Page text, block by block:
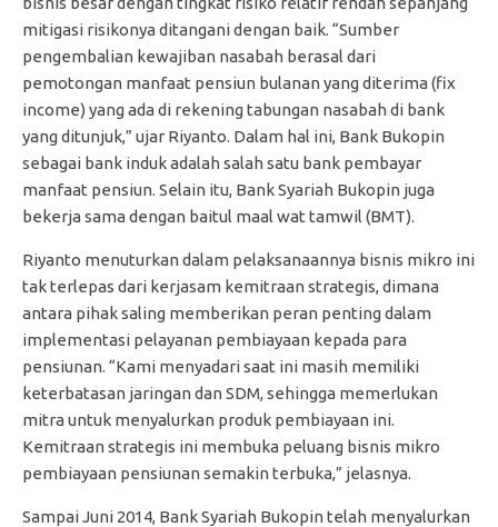
mitigasi risikonya ditangani dengan baik. “Sumber
pengembalian kewajiban nasabah berasal dari
pemotongan manfaat pensiun bulanan yang diterima (fix
income) yang ada di rekening tabungan nasabah di bank
yang ditunjuk,” ujar Riyanto. Dalam hal ini, Bank Bukopin
sebagai bank induk adalah salah satu bank pembayar
manfaat pensiun. Selain itu, Bank Syariah Bukopin juga
bekerja sama dengan baitul maal wat tamwil (BMT).
Riyanto menuturkan dalam pelaksanaannya bisnis mikro ini
tak terlepas dari kerjasam kemitraan strategis, dimana
antara pihak saling memberikan peran penting dalam
implementasi pelayanan pembiayaan kepada para
pensiunan. “Kami menyadari saat ini masih memiliki
keterbatasan jaringan dan SDM, sehingga memerlukan
mitra untuk menyalurkan produk pembiayaan ini.
Kemitraan strategis ini membuka peluang bisnis mikro
pembiayaan pensiunan semakin terbuka,” jelasnya.
Sampai Juni 2014, Bank Syariah Bukopin telah menyalurkan